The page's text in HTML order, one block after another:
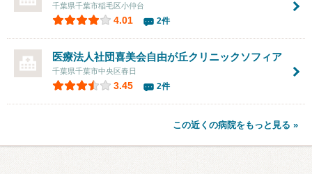
千葉県千葉市稲毛区小仲台
4.01 2件
医療法人社団喜美会自由が丘クリニックソフィア
千葉県千葉市中央区春日
3.45 2件
この近くの病院をもっと見る »